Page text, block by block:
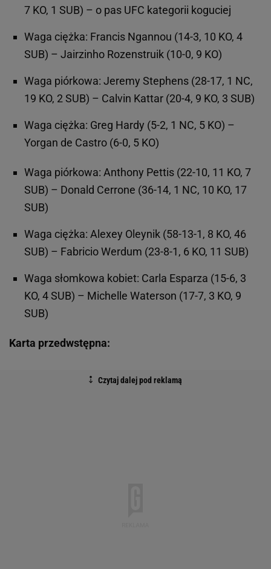
7 KO, 1 SUB) – o pas UFC kategorii koguciej
Waga ciężka: Francis Ngannou (14-3, 10 KO, 4
SUB) – Jairzinho Rozenstruik (10-0, 9 KO)
Waga piórkowa: Jeremy Stephens (28-17, 1 NC,
19 KO, 2 SUB) – Calvin Kattar (20-4, 9 KO, 3 SUB)
Waga ciężka: Greg Hardy (5-2, 1 NC, 5 KO) –
Yorgan de Castro (6-0, 5 KO)
Waga piórkowa: Anthony Pettis (22-10, 11 KO, 7
SUB) – Donald Cerrone (36-14, 1 NC, 10 KO, 17
SUB)
Waga ciężka: Alexey Oleynik (58-13-1, 8 KO, 46
SUB) – Fabricio Werdum (23-8-1, 6 KO, 11 SUB)
Waga słomkowa kobiet: Carla Esparza (15-6, 3
KO, 4 SUB) – Michelle Waterson (17-7, 3 KO, 9
SUB)
Karta przedwstępna: